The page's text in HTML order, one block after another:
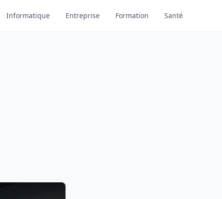
Informatique Entreprise Formation Santé